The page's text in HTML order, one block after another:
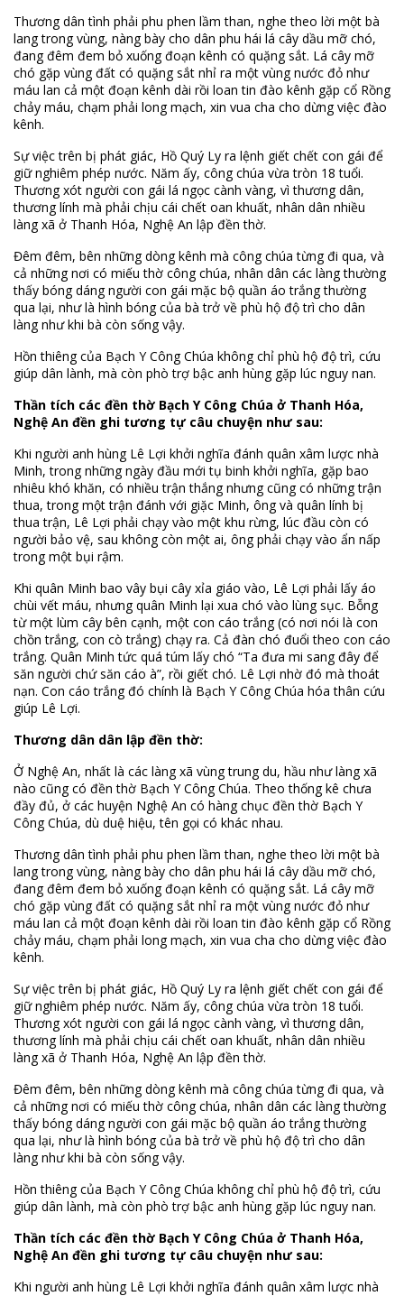
Thương dân tình phải phu phen lầm than, nghe theo lời một bà
lang trong vùng, nàng bày cho dân phu hái lá cây dầu mỡ chó,
đang đêm đem bỏ xuống đoạn kênh có quặng sắt. Lá cây mỡ
chó gặp vùng đất có quặng sắt nhỉ ra một vùng nước đỏ như
máu lan cả một đoạn kênh dài rồi loan tin đào kênh gặp cổ Rồng
chảy máu, chạm phải long mạch, xin vua cha cho dừng việc đào
kênh.
Sự việc trên bị phát giác, Hồ Quý Ly ra lệnh giết chết con gái để
giữ nghiêm phép nước. Năm ấy, công chúa vừa tròn 18 tuổi.
Thương xót người con gái lá ngọc cành vàng, vì thương dân,
thương lính mà phải chịu cái chết oan khuất, nhân dân nhiều
làng xã ở Thanh Hóa, Nghệ An lập đền thờ.
Đêm đêm, bên những dòng kênh mà công chúa từng đi qua, và
cả những nơi có miếu thờ công chúa, nhân dân các làng thường
thấy bóng dáng người con gái mặc bộ quần áo trắng thường
qua lại, như là hình bóng của bà trở về phù hộ độ trì cho dân
làng như khi bà còn sống vậy.
Hồn thiêng của Bạch Y Công Chúa không chỉ phù hộ độ trì, cứu
giúp dân lành, mà còn phò trợ bậc anh hùng gặp lúc nguy nan.
Thần tích các đền thờ Bạch Y Công Chúa ở Thanh Hóa,
Nghệ An đền ghi tương tự câu chuyện như sau:
Khi người anh hùng Lê Lợi khởi nghĩa đánh quân xâm lược nhà
Minh, trong những ngày đầu mới tụ binh khởi nghĩa, gặp bao
nhiêu khó khăn, có nhiều trận thắng nhưng cũng có những trận
thua, trong một trận đánh với giặc Minh, ông và quân lính bị
thua trận, Lê Lợi phải chạy vào một khu rừng, lúc đầu còn có
người bảo vệ, sau không còn một ai, ông phải chạy vào ẩn nấp
trong một bụi rậm.
Khi quân Minh bao vây bụi cây xỉa giáo vào, Lê Lợi phải lấy áo
chùi vết máu, nhưng quân Minh lại xua chó vào lùng sục. Bỗng
từ một lùm cây bên cạnh, một con cáo trắng (có nơi nói là con
chồn trắng, con cò trắng) chạy ra. Cả đàn chó đuổi theo con cáo
trắng. Quân Minh tức quá túm lấy chó “Ta đưa mi sang đây để
săn người chứ săn cáo à”, rồi giết chó. Lê Lợi nhờ đó mà thoát
nạn. Con cáo trắng đó chính là Bạch Y Công Chúa hóa thân cứu
giúp Lê Lợi.
Thương dân dân lập đền thờ:
Ở Nghệ An, nhất là các làng xã vùng trung du, hầu như làng xã
nào cũng có đền thờ Bạch Y Công Chúa. Theo thống kê chưa
đầy đủ, ở các huyện Nghệ An có hàng chục đền thờ Bạch Y
Công Chúa, dù duệ hiệu, tên gọi có khác nhau.
Thương dân tình phải phu phen lầm than, nghe theo lời một bà
lang trong vùng, nàng bày cho dân phu hái lá cây dầu mỡ chó,
đang đêm đem bỏ xuống đoạn kênh có quặng sắt. Lá cây mỡ
chó gặp vùng đất có quặng sắt nhỉ ra một vùng nước đỏ như
máu lan cả một đoạn kênh dài rồi loan tin đào kênh gặp cổ Rồng
chảy máu, chạm phải long mạch, xin vua cha cho dừng việc đào
kênh.
Sự việc trên bị phát giác, Hồ Quý Ly ra lệnh giết chết con gái để
giữ nghiêm phép nước. Năm ấy, công chúa vừa tròn 18 tuổi.
Thương xót người con gái lá ngọc cành vàng, vì thương dân,
thương lính mà phải chịu cái chết oan khuất, nhân dân nhiều
làng xã ở Thanh Hóa, Nghệ An lập đền thờ.
Đêm đêm, bên những dòng kênh mà công chúa từng đi qua, và
cả những nơi có miếu thờ công chúa, nhân dân các làng thường
thấy bóng dáng người con gái mặc bộ quần áo trắng thường
qua lại, như là hình bóng của bà trở về phù hộ độ trì cho dân
làng như khi bà còn sống vậy.
Hồn thiêng của Bạch Y Công Chúa không chỉ phù hộ độ trì, cứu
giúp dân lành, mà còn phò trợ bậc anh hùng gặp lúc nguy nan.
Thần tích các đền thờ Bạch Y Công Chúa ở Thanh Hóa,
Nghệ An đền ghi tương tự câu chuyện như sau:
Khi người anh hùng Lê Lợi khởi nghĩa đánh quân xâm lược nhà